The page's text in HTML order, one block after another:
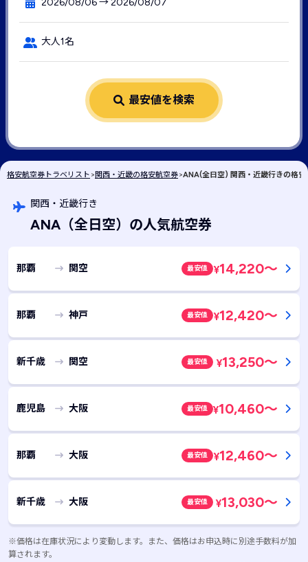
2026/08/06 → 2026/08/07
大人1名
最安値を検索
格安航空券トラベリスト > 関西・近畿の格安航空券>ANA(全日空) 関西・近畿行きの格安
関西・近畿行き
ANA （全日空） の人気航空券
那覇 関空 最安値 ¥14,220～
那覇 神戸 最安値 ¥12,420～
新千歳 関空 最安値 ¥13,250～
鹿児島 大阪 最安値 ¥10,460～
那覇 大阪 最安値 ¥12,460～
新千歳 大阪 最安値 ¥13,030～
※価格は在庫状況により変動します。また、価格はお申込時に別途手数料が加
算されます。